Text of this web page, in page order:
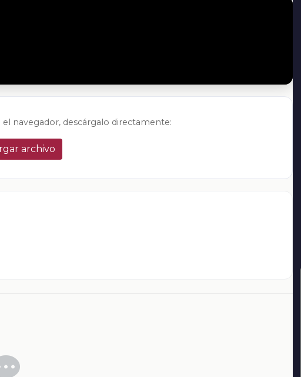
navegador, descárgalo directamente:
archivo